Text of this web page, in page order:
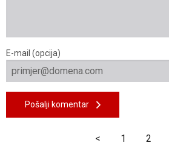
E-mail (opcija)
Pošalji komentar
< 1 2